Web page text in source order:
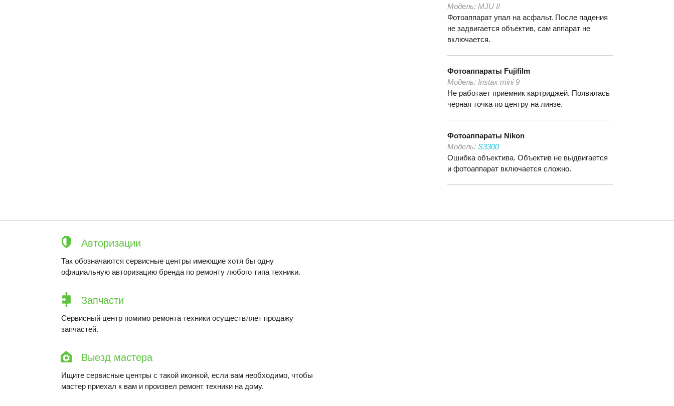
Модель: MJU II
Фотоаппарат упал на асфальт. После падения
не задвигается объектив, сам аппарат не
включается.
Фотоаппараты Fujifilm
Модель: Instax mini 9
Не работает приемник картриджей. Появилась
черная точка по центру на линзе.
Фотоаппараты Nikon
Модель: S3300
Ошибка объектива. Объектив не выдвигается
и фотоаппарат включается сложно.
Авторизации
Так обозначаются сервисные центры имеющие хотя бы одну
официальную авторизацию бренда по ремонту любого типа техники.
Запчасти
Сервисный центр помимо ремонта техники осуществляет продажу
запчастей.
Выезд мастера
Ищите сервисные центры с такой иконкой, если вам необходимо, чтобы
мастер приехал к вам и произвел ремонт техники на дому.